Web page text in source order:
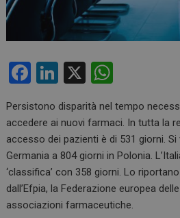
F
ce
b
o
o
k
Li
ke
dI
n
X
at
s
A
p
p
Persistono disparità nel tempo
accedere ai nuovi farmaci. In tutta la
accesso dei pazienti è di 531 giorni. Si
Germania a 804 giorni in Polonia.
‘classifica’ con 358 giorni. Lo riportano
dall’Efpia, la Federazione europea
associazioni farmaceutiche.